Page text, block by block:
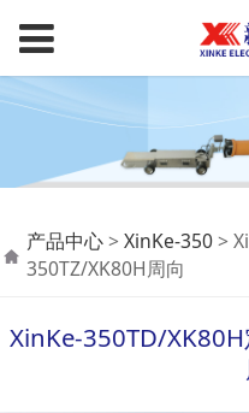
XinKe-
定向
350TZ/
产品中心> XinKe-350>
350TZ/XK80H周向
XinKe-350TD/